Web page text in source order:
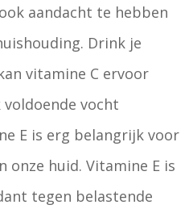
aandacht te hebben
Drink je
vitamine C ervoor
vocht
E is erg belangrijk voor
onze huid. Vitamine E is
tegen belastende